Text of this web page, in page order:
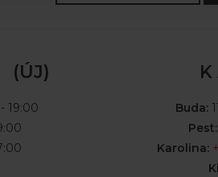
(ÚJ)
19:00
K
Buda:
Pest:
Karolina: